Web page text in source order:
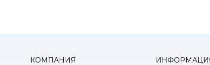
КОМПАНИЯ